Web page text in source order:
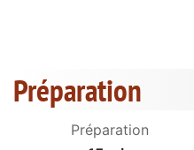
Préparation
Préparation